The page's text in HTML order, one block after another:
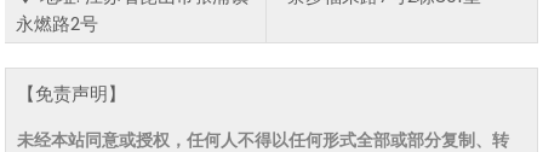
永燃路2号
【免责声明】
未经本站同意或授权，任何人不得以任何形式全部或部分复制、转